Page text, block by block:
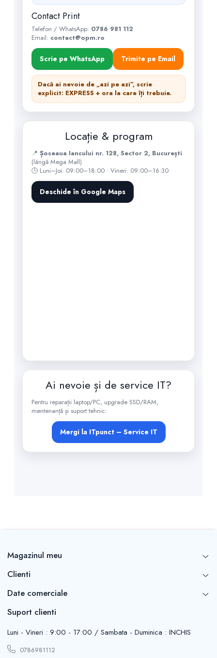
Contact Print
Telefon / WhatsApp: 0786 981 112
Email: contact@opm.ro
Scrie pe WhatsApp Trimite pe Email
Dacă ai nevoie de „azi pe azi”, scrie
explicit: EXPRESS + ora la care îți trebuie.
Locație & program
📍 Șoseaua Iancului nr. 128, Sector 2, București
(lângă Mega Mall)
🕒 Luni–Joi: 09:00–18:00 • Vineri: 09:00–16:30
Deschide în Google Maps
Ai nevoie și de service IT?
Pentru reparații laptop/PC, upgrade SSD/RAM,
mentenanță și suport tehnic:
Mergi la ITpunct – Service IT
Magazinul meu
Clienti
Date comerciale
Suport clienti
Luni - Vineri : 9:00 - 17:00 / Sambata - Duminica : INCHIS
0786981112